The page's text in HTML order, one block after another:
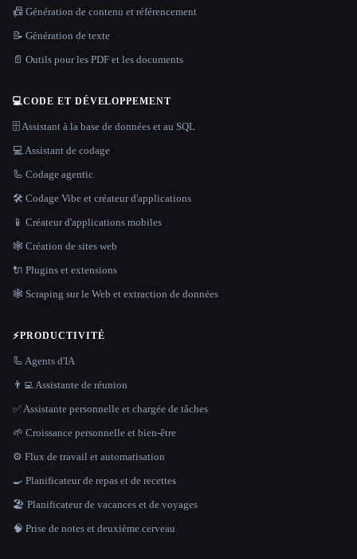
📠 Génération de contenu et référencement
📝 Génération de texte
📄 Outils pour les PDF et les documents
💻CODE ET DÉVELOPPEMENT
🗄️ Assistant à la base de données et au SQL
💻 Assistant de codage
🦾 Codage agentic
🛠️ Codage Vibe et créateur d'applications
📱 Créateur d'applications mobiles
🕸 Création de sites web
🔌 Plugins et extensions
🕸️ Scraping sur le Web et extraction de données
⚡PRODUCTIVITÉ
🦾 Agents d'IA
👨‍💻 Assistante de réunion
✅ Assistante personnelle et chargée de tâches
🌱 Croissance personnelle et bien-être
⚙️ Flux de travail et automatisation
🍳 Planificateur de repas et de recettes
🏖 Planificateur de vacances et de voyages
🧠 Prise de notes et deuxième cerveau